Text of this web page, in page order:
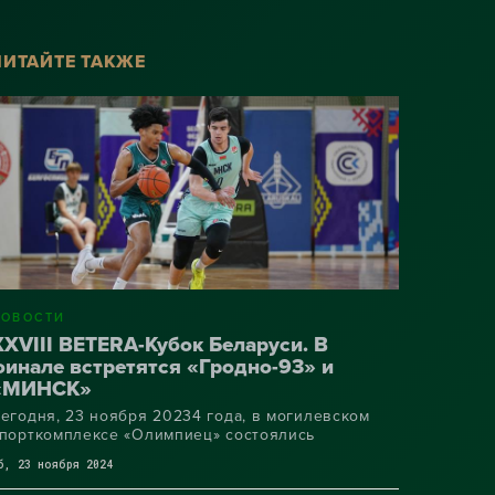
ТАКЖЕ
BETERA-Кубок Беларуси. В
встретятся «Гродно-93» и
23 ноября 20234 года, в могилевском
«Олимпиец» состоялись
среди мужских команд, в которых
93» одержал победу над витебским
23 ноября 2024